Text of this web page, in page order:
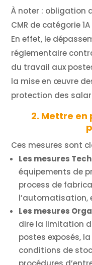
À noter : obligation
CMR de catégorie 1A
En effet, le
réglementaire
du travail aux
la mise en œuvre
protection des
2. Mettre en
Ces mesures sont
Les mesures
équipements de
process de
l’automatisation,
Les mesures
dire la limitation
postes exposés,
conditions de